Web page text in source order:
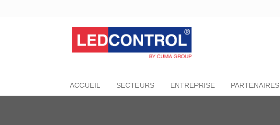
ACCUEIL SECTEURS ENTREPRISE PARTENAIRES